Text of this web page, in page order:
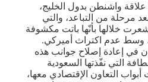
واشنطن بدول الخليج،
مرحلة من التباعد، والتي
خلالها بأنّها باتت مكشوفة
وسط عدم اكتراث أميركي.
في إعادة إصلاح جوانب هذه
التي نفّذتها السعودية
التعاون الإقتصادي معها،